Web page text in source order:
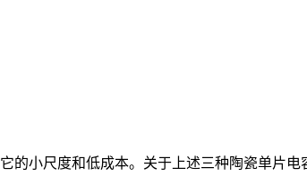
小尺度和低成本。关于上述三种陶瓷单片电